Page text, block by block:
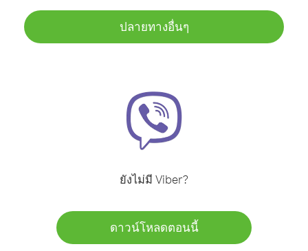
ปลายทางอื่นๆ
ยังไม่มี Viber?
ดาวน์โหลดตอนนี้